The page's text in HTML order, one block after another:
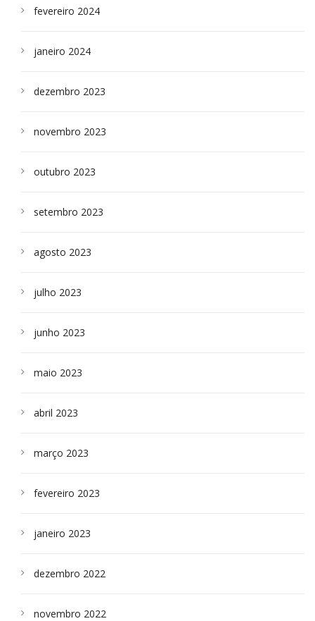
fevereiro 2024
janeiro 2024
dezembro 2023
novembro 2023
outubro 2023
setembro 2023
agosto 2023
julho 2023
junho 2023
maio 2023
abril 2023
março 2023
fevereiro 2023
janeiro 2023
dezembro 2022
novembro 2022